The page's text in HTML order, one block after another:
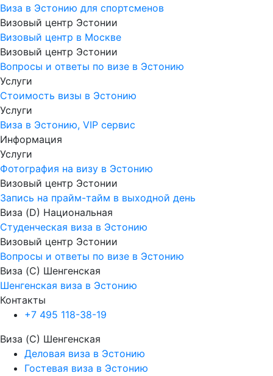
Виза в Эстонию для спортсменов
Визовый центр Эстонии
Визовый центр в Москве
Визовый центр Эстонии
Вопросы и ответы по визе в Эстонию
Услуги
Стоимость визы в Эстонию
Услуги
Виза в Эстонию, VIP сервис
Информация
Услуги
Фотография на визу в Эстонию
Визовый центр Эстонии
Запись на прайм-тайм в выходной день
Виза (D) Национальная
Студенческая виза в Эстонию
Визовый центр Эстонии
Вопросы и ответы по визе в Эстонию
Виза (C) Шенгенская
Шенгенская виза в Эстонию
Контакты
+7 495 118-38-19
Виза (C) Шенгенская
Деловая виза в Эстонию
Гостевая виза в Эстонию